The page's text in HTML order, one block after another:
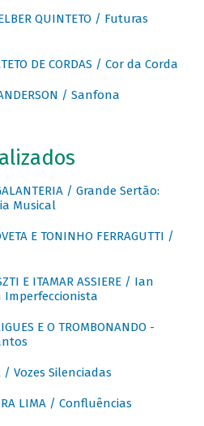
QUINTETO / Futuras
DE CORDAS / Cor da Corda
/ Sanfona
/ Grande Sertão:
Musical
E TONINHO FERRAGUTTI /
E ITAMAR ASSIERE / Ian
Imperfeccionista
E O TROMBONANDO -
/ Vozes Silenciadas
LIMA / Confluências